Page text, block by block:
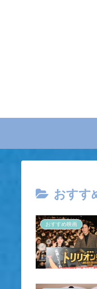
おすす
おすすめ映画